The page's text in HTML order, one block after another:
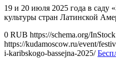
19 и 20 июля 2025 года в саду
культуры стран Латинской
0 RUB https://schema.org/InStock
https://kudamoscow.ru/event/
i-karibskogo-bassejna-2025/